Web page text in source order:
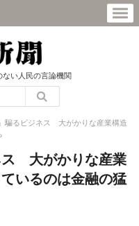
い人民の言論機関
騙るビジネス 大がかりな産業構造
ス 大がかりな産業
いるのは金融の猛